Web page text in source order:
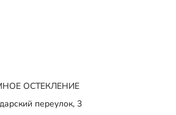
ОСТЕКЛЕНИЕ
переулок, 3